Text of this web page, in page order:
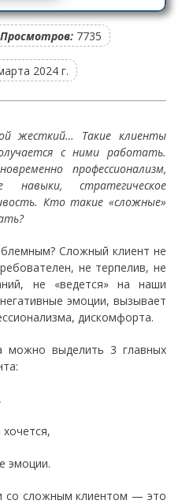
Просмотров: 7735
2024 г.
жесткий… Такие клиенты
с ними работать.
профессионализм,
навыки, стратегическое
Кто такие «сложные»
Сложный клиент не
не терпелив, не
не «ведется» на наши
эмоции, вызывает
дискомфорта.
можно выделить 3 главных
эмоции.
со сложным клиентом — это